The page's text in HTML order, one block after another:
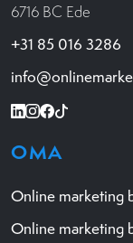
6716 BC Ede
+31 85 016 3286
OMA
Online marketing
Online marketing